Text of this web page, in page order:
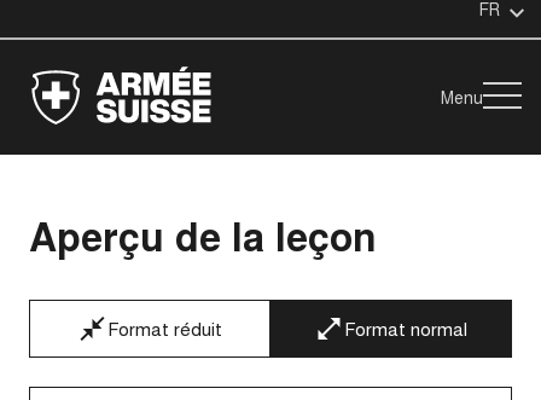
FR
Menu
Aperçu de la leçon
Format réduit Format normal